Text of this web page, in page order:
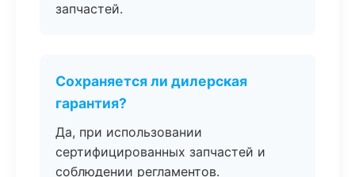
запчастей.
Сохраняется ли дилерская
гарантия?
Да, при использовании
сертифицированных запчастей и
соблюдении регламентов.